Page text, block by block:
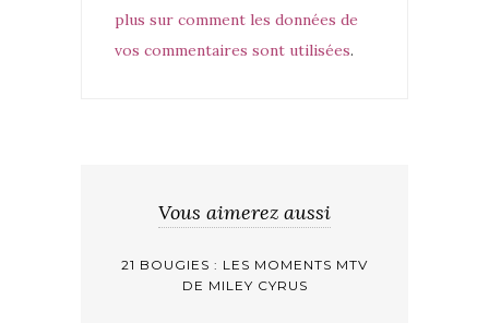
plus sur comment les données de
vos commentaires sont utilisées.
Vous aimerez aussi
21 BOUGIES : LES MOMENTS MTV
DE MILEY CYRUS